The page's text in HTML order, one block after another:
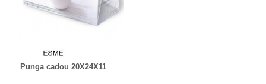
Punga cadou 20X24X11